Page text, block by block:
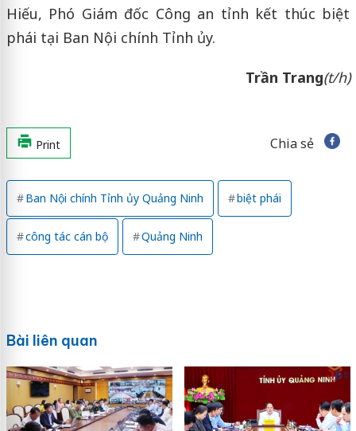
Hiếu, Phó Giám đốc Công an tỉnh kết thúc biệt
phái tại Ban Nội chính Tỉnh ủy.
Trần Trang(t/h)
Print Chia sẻ
Ban Nội chính Tỉnh ủy Quảng Ninh biệt phái
công tác cán bộ Quảng Ninh
Bài liên quan